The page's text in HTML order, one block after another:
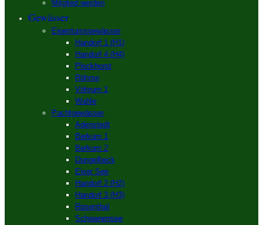
Mitglied werden
Gewässer
Eigentumsgewässer
Handorf 1 (H1)
Handorf 4 (H4)
Plockhorst
Röhrse
Vöhrum 1
Wahle
Pachtgewässer
Adenstedt
Berkum 1
Berkum 2
Dungelbeck
Eixer See
Handorf 2 (H2)
Handorf 3 (H3)
Rosenthal
Schwanensee